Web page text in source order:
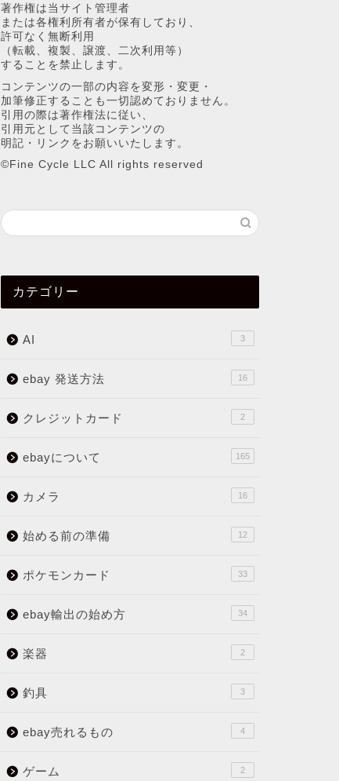
著作権は当サイト管理者
または各権利所有者が保有しており、
許可なく無断利用
（転載、複製、譲渡、二次利用等）
することを禁止します。
コンテンツの一部の内容を変形・変更・
加筆修正することも一切認めておりません。
引用の際は著作権法に従い、
引用元として当該コンテンツの
明記・リンクをお願いいたします。
©︎Fine Cycle LLC All rights reserved
カテゴリー
AI 3
ebay 発送方法 16
クレジットカード 2
ebayについて 165
カメラ 16
始める前の準備 12
ポケモンカード 33
ebay輸出の始め方 34
楽器 2
釣具 3
ebay売れるもの 4
ゲーム 2